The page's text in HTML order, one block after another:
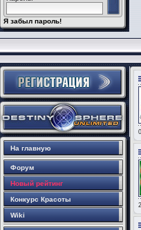
Я забыл пароль!
На главную
Форум
Новый рейтинг
Конкурс Красоты
Wiki